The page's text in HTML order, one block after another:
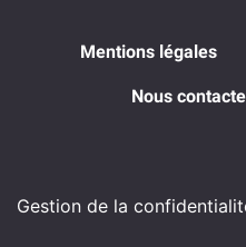
Mentions légales
Nous
Gestion de la